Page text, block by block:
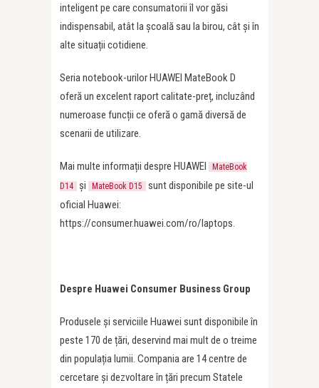
inteligent pe care consumatorii îl vor găsi
indispensabil, atât la școală sau la birou, cât și în
alte situații cotidiene.
Seria notebook-urilor HUAWEI MateBook D
oferă un excelent raport calitate-preț, incluzând
numeroase funcții ce oferă o gamă diversă de
scenarii de utilizare.
Mai multe informații despre HUAWEI
MateBook
D14
și MateBook D15
sunt disponibile pe site-ul
oficial Huawei:
https://consumer.huawei.com/ro/laptops.
Despre Huawei Consumer Business Group
Produsele și serviciile Huawei sunt disponibile în
peste 170 de țări, deservind mai mult de o treime
din populația lumii. Compania are 14 centre de
cercetare și dezvoltare în țări precum Statele